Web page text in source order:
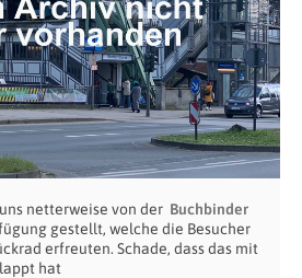
netterweise von der Buchbinder
gestellt, welche die Besucher
erfreuten. Schade, dass das mit
hat